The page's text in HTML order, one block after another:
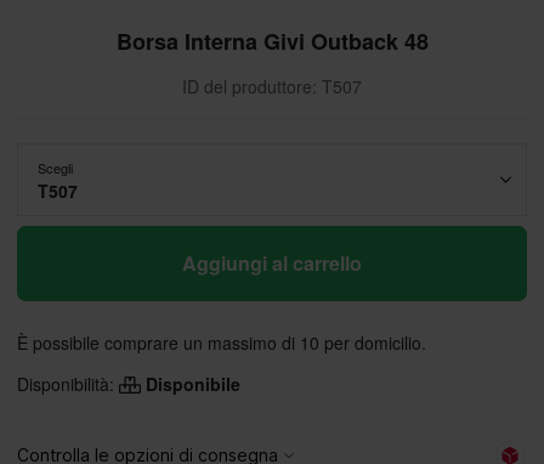
Borsa Interna Givi Outback 48
ID del produttore: T507
Scegli
T507
Aggiungi al carrello
È possibile comprare un massimo di 10 per domicilio.
Disponibilità:
Disponibile